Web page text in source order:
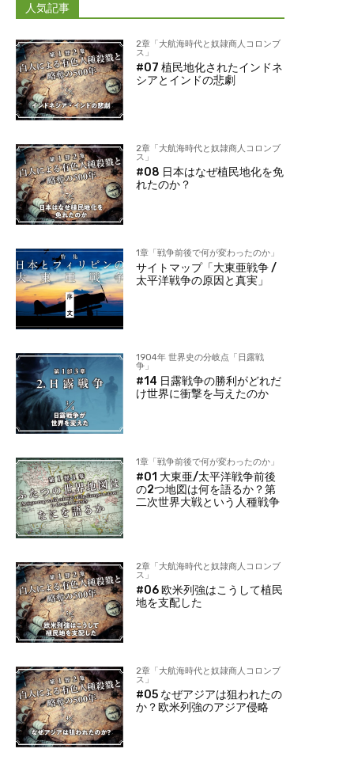
人気記事
2章「大航海時代と奴隷商人コロンブ
ス」
#07 植民地化されたインドネ
シアとインドの悲劇
2章「大航海時代と奴隷商人コロンブ
ス」
#08 日本はなぜ植民地化を免
れたのか？
1章「戦争前後で何が変わったのか」
サイトマップ「大東亜戦争 /
太平洋戦争の原因と真実」
1904年 世界史の分岐点「日露戦
争」
#14 日露戦争の勝利がどれだ
け世界に衝撃を与えたのか
1章「戦争前後で何が変わったのか」
#01 大東亜/太平洋戦争前後
の2つ地図は何を語るか？第
二次世界大戦という人種戦争
2章「大航海時代と奴隷商人コロンブ
ス」
#06 欧米列強はこうして植民
地を支配した
2章「大航海時代と奴隷商人コロンブ
ス」
#05 なぜアジアは狙われたの
か？欧米列強のアジア侵略